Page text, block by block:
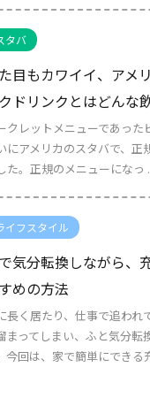
タバ
目もカワイイ、アメ
ドリンクとはどんな
クレットメニューであった
にアメリカのスタバで、正
た。正規のメニューになっ
イフスタイル
気分転換しながら、
めの方法
長く居たり、仕事で追われ
まってしまい、ふと気分転
今回は、家で簡単にできる